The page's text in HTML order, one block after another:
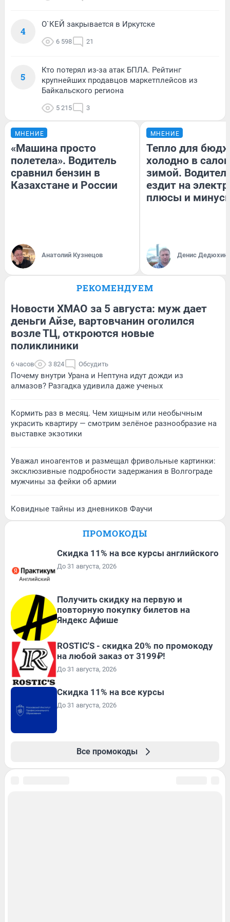
4
О`КЕЙ закрывается в Иркутске
6 598 21
5
Кто потерял из-за атак БПЛА. Рейтинг
крупнейших продавцов маркетплейсов из
Байкальского региона
5 215 3
МНЕНИЕ
«Машина просто
полетела». Водитель
сравнил бензин в
Казахстане и России
Анатолий Кузнецов
МНЕНИЕ
Тепло для
холодно в
зимой.
ездит на
плюсы и
Денис Дедюхин
РЕКОМЕНДУЕМ
Новости ХМАО за 5 августа: муж дает
деньги Айзе, вартовчанин оголился
возле ТЦ, откроются новые
поликлиники
6 часов 3 824 Обсудить
Почему внутри Урана и Нептуна идут дожди из
алмазов? Разгадка удивила даже ученых
Кормить раз в месяц. Чем хищным или необычным
украсить квартиру — смотрим зелёное разнообразие на
выставке экзотики
Уважал иноагентов и размещал фривольные картинки:
эксклюзивные подробности задержания в Волгограде
мужчины за фейки об армии
Ковидные тайны из дневников Фаучи
ПРОМОКОДЫ
Скидка 11% на все курсы английского
До 31 августа, 2026
Получить скидку на первую и
повторную покупку билетов на
Яндекс Афише
ROSTIC'S - скидка 20% по промокоду
на любой заказ от 3199₽!
До 31 августа, 2026
Скидка 11% на все курсы
До 31 августа, 2026
Все промокоды